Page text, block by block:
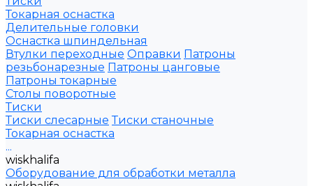
Токарная оснастка
Делительные головки
Оснастка шпиндельная
Втулки переходные Оправки Патроны
резьбонарезные Патроны цанговые
Патроны токарные
Столы поворотные
Тиски
Тиски слесарные Тиски станочные
Токарная оснастка
...
wiskhalifa
Оборудование для обработки металла